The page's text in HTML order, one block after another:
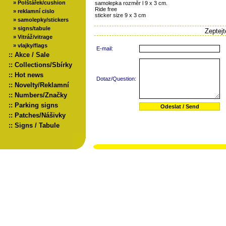
» Polštářek/cushion
» reklamní cislo
» samolepky/stickers
» signs/tabule
» Vitráž/vitrage
» vlajky/flags
:: Akce / Sale
:: Collections/Sbírky
:: Hot news
:: Novelty/Reklamní
:: Numbers/Značky
:: Parking signs
:: Patches/Nášivky
:: Signs / Tabule
samolepka rozměr l 9 x 3 cm.
Ride free
sticker size 9 x 3 cm
E-mail:
Dotaz/Question: